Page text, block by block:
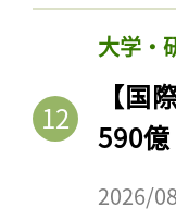
大学・
【国
590
2026/